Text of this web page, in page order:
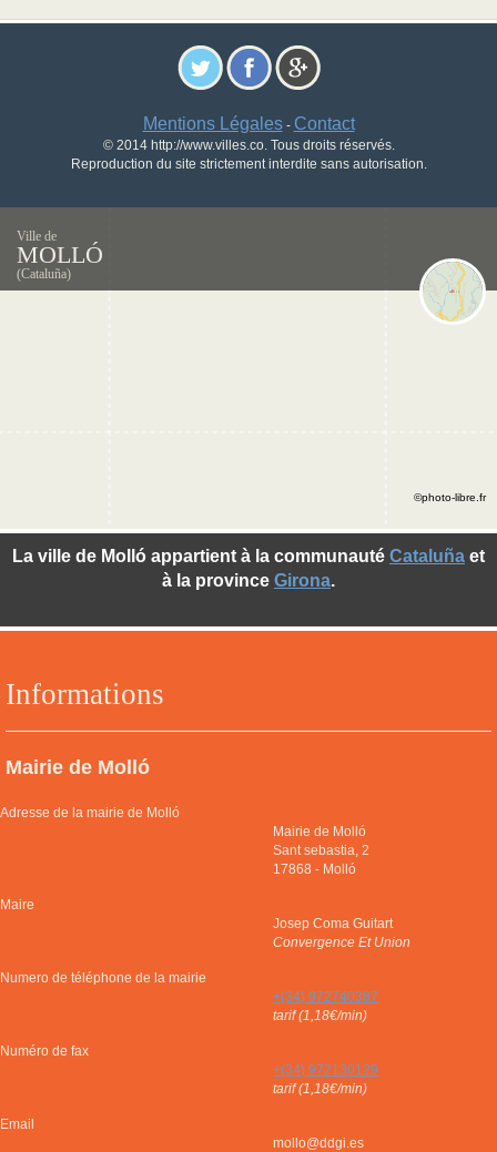
Mentions Légales- Contact
© 2014 http://www.villes.co. Tous droits réservés.
Reproduction du site strictement interdite sans autorisation.
Ville de
MOLLÓ
(Cataluña)
Informations
Mairie de Molló
Adresse de la mairie de Molló
Mairie de Molló
Sant sebastia, 2
17868 - Molló
Maire
Josep Coma Guitart
Convergence Et Union
Numero de téléphone de la mairie
+(34) 972740387
tarif (1,18€/min)
Numéro de fax
+(34) 972130129
tarif (1,18€/min)
Email
mollo@ddgi.es
La ville de Molló appartient à la communauté Cataluña et
à la province Girona.
©photo-libre.fr